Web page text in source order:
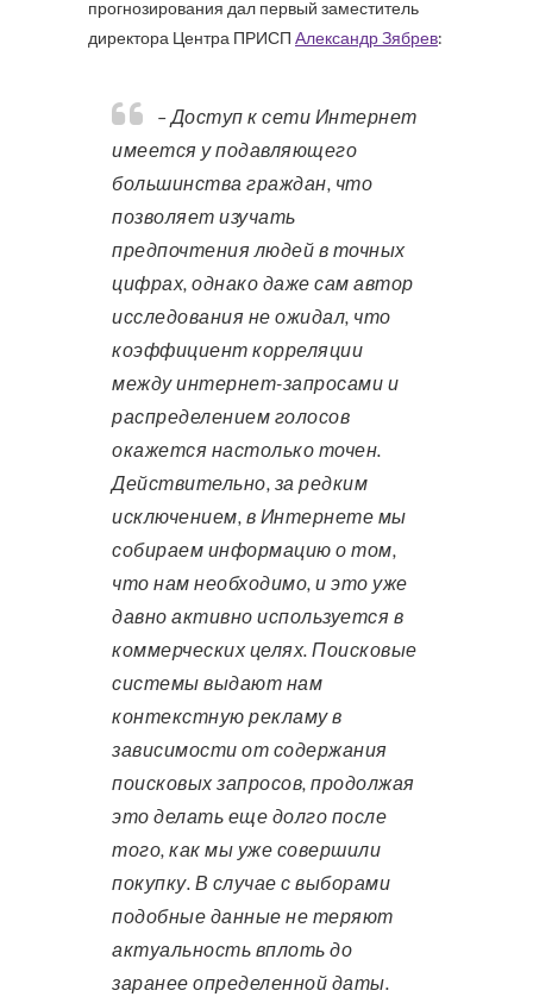
прогнозирования дал первый заместитель
директора Центра ПРИСП Александр Зябрев:
– Доступ к сети Интернет
имеется у подавляющего
большинства граждан, что
позволяет изучать
предпочтения людей в точных
цифрах, однако даже сам автор
исследования не ожидал, что
коэффициент корреляции
между интернет-запросами и
распределением голосов
окажется настолько точен.
Действительно, за редким
исключением, в Интернете мы
собираем информацию о том,
что нам необходимо, и это уже
давно активно используется в
коммерческих целях. Поисковые
системы выдают нам
контекстную рекламу в
зависимости от содержания
поисковых запросов, продолжая
это делать еще долго после
того, как мы уже совершили
покупку. В случае с выборами
подобные данные не теряют
актуальность вплоть до
заранее определенной даты.